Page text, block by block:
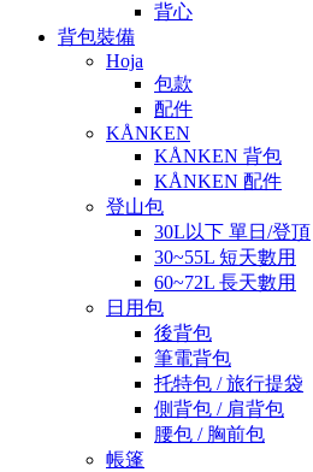
背心
背包裝備
Hoja
包款
配件
KÅNKEN
KÅNKEN 背包
KÅNKEN 配件
登山包
30L以下 單日/登頂
30~55L 短天數用
60~72L 長天數用
日用包
後背包
筆電背包
托特包 / 旅行提袋
側背包 / 肩背包
腰包 / 胸前包
帳篷